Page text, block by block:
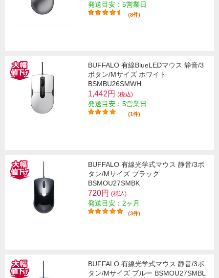
発送目安：5営業日
(8件)
BUFFALO 有線BlueLEDマウス 静音/3
ボタン/Mサイズ ホワイト
BSMBU26SMWH
1,442円 (税込)
発送目安：5営業日
(1件)
BUFFALO 有線光学式マウス 静音/3ボ
タン/Mサイズ ブラック
BSMOU27SMBK
720円 (税込)
発送目安：2ヶ月
(3件)
BUFFALO 有線光学式マウス 静音/3ボ
タン/Mサイズ ブルー BSMOU27SMBL